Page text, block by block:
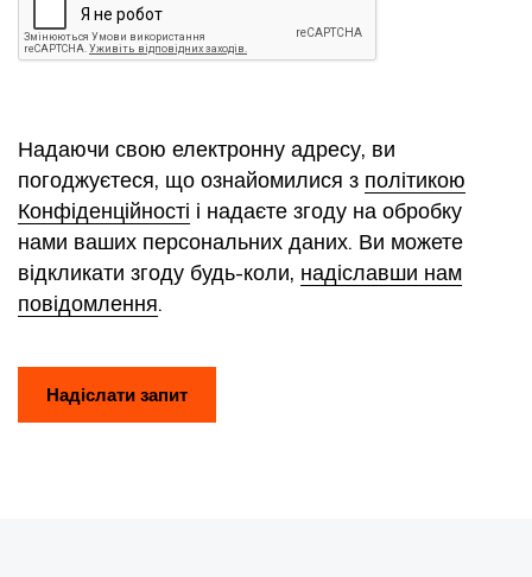
Надаючи свою електронну адресу, ви
погоджуєтеся, що ознайомилися з політикою
Конфіденційності і надаєте згоду на обробку
нами ваших персональних даних. Ви можете
відкликати згоду будь-коли, надіславши нам
повідомлення.
Надіслати запит